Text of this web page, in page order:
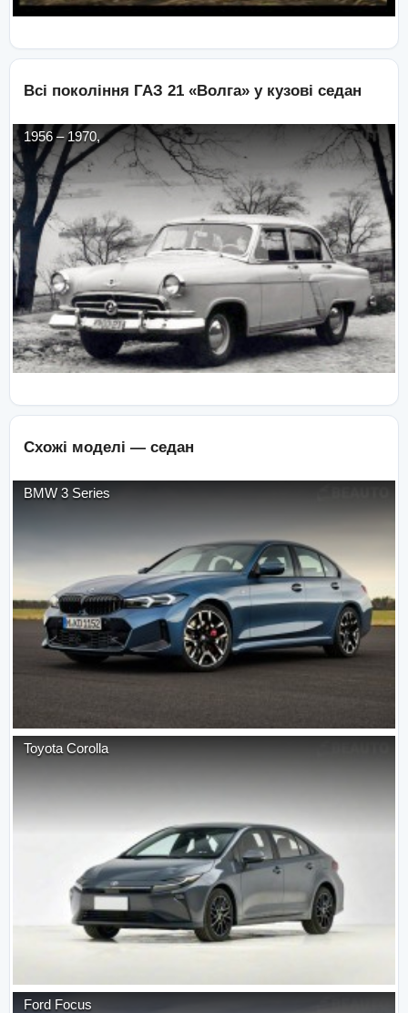
Всі покоління ГАЗ 21 «Волга» у кузові седан
1956–1970,
Схожі моделі — седан
BMW 3 Series
Toyota Corolla
Ford Focus